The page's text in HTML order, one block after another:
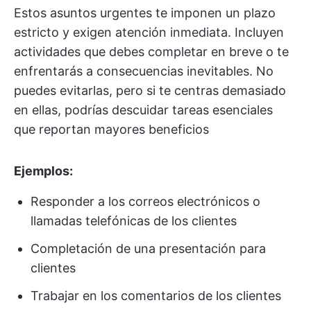
Estos asuntos urgentes te imponen un plazo
estricto y exigen atención inmediata. Incluyen
actividades que debes completar en breve o te
enfrentarás a consecuencias inevitables. No
puedes evitarlas, pero si te centras demasiado
en ellas, podrías descuidar tareas esenciales
que reportan mayores beneficios
Ejemplos:
Responder a los correos electrónicos o
llamadas telefónicas de los clientes
Completación de una presentación para
clientes
Trabajar en los comentarios de los clientes